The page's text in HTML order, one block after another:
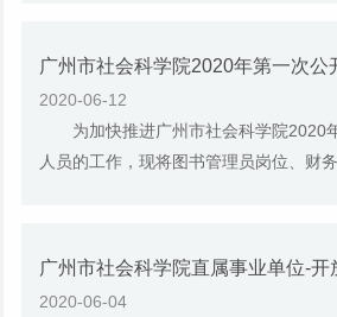
2020-06-12
为加快推进广州市社会科学院2020
人员的工作，现将图书管理员岗位、财
2020-06-04